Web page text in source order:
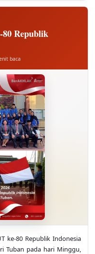
Republik
baca
ke-80 Republik Indonesia
Tuban pada hari Minggu,